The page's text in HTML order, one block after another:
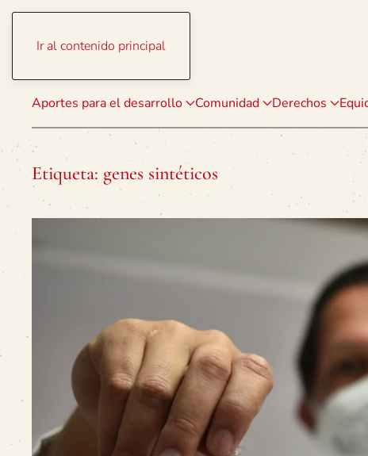
Ir al contenido principal
Aportes para el desarrollo Comunidad Derechos
Etiqueta: genes sintéticos